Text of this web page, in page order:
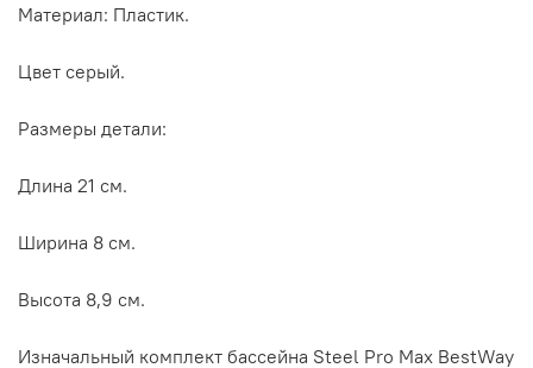
Материал: Пластик.
Цвет серый.
Размеры детали:
Длина 21 см.
Ширина 8 см.
Высота 8,9 см.
Изначальный комплект бассейна Steel Pro Max BestWay